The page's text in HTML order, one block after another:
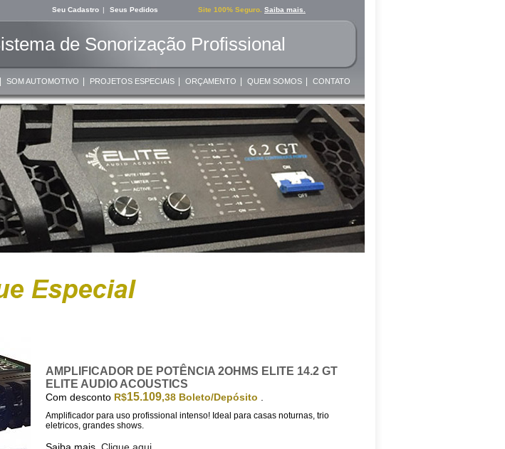
Seu Cadastro | Seus Pedidos Site 100% Seguro. Saiba mais.
de Sonorização Profissional
SOM AUTOMOTIVO PROJETOS ESPECIAIS| ORÇAMENTO QUEM SOMOS| CONTATO
AMPLIFICADOR DE POTÊNCIA 2OHMS ELITE 14.2 GT
ELITE AUDIO ACOUSTICS
Com desconto R$15.109,38 Boleto/Depósito
Amplificador para uso profissional intenso! Ideal para casas noturnas, trio
eletricos, grandes shows.